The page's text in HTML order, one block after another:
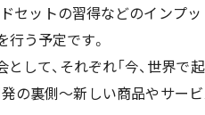
セットの習得などのインプ
う予定です。
して、それぞれ「今、世界で
の裏側～新しい商品やサー